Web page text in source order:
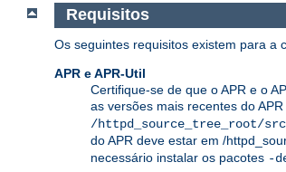
Requisitos
Os seguintes requisitos existem para a
APR e APR-Util
Certifique-se de que o APR e o
as versões mais recentes do
/httpd_source_tree_root/
do APR deve estar em /
necessário instalar os pacotes -